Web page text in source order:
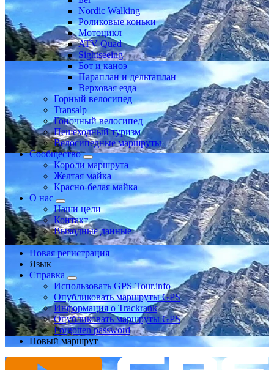
Nordic Walking
Роликовые коньки
Мотоцикл
ATV-Quad
Sightseeing
Бот и каноэ
Параплан и дельтаплан
Верховая езда
Горный велосипед
Transalp
Гоночный велосипед
Пешеходный туризм
Велосипедные маршруты
Сообщество
Короли маршрута
Желтая майка
Красно-белая майка
О нас
Наши цели
Контакт
Выходные данные
Новая регистрация
Язык
Справка
Использовать GPS-Tour.info
Опубликовать маршруты GPS
Информация о Trackrank
Опубликовать маршруты GPS
Forgotten password
Новый маршрут